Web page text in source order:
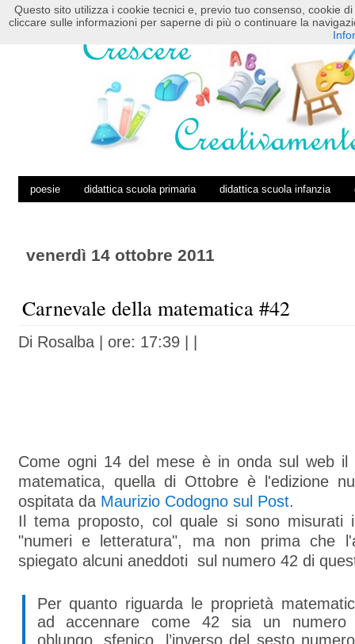
HOME POSTS RSS COMMENTS RSS
poesie didattica scuola primaria didattica scuola infanzia
venerdì 14 ottobre 2011
Carnevale della matematica #42
Di Rosalba| ore: 17:39 |
Come ogni 14 del mese è in onda sul web il
matematica, quella di Ottobre è l'edizione
ospitata da Maurizio Codogno sul Post.
Il tema proposto, col quale si sono misurati
"numeri e letteratura", ma non prima che
spiegato alcuni aneddoti sul numero 42 di
Per quanto riguarda le proprietà
ad accennare come 42 sia un numero
oblungo, sfenico, l’inverso del sesto
Questo sito utilizza i cookie tecnici e, previo tuo consenso, cookie
cliccare sulle informazioni per saperne di più o continuare la